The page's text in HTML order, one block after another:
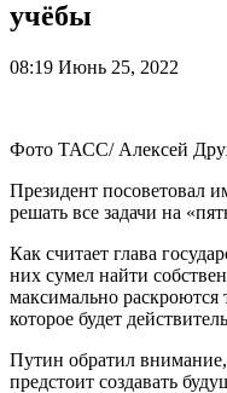
учёбы
08:19 Июнь 25, 2022
Фото ТАСС/ Алексей
Президент посоветовал
решать все задачи на
Как считает глава
них сумел найти
максимально раскроются
которое будет
Путин обратил
предстоит создавать